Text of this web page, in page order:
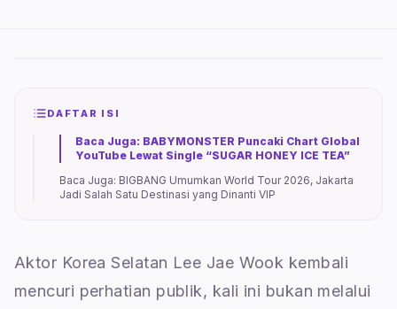
DAFTAR ISI
Baca Juga: BABYMONSTER Puncaki Chart Global
YouTube Lewat Single “SUGAR HONEY ICE TEA”
Baca Juga: BIGBANG Umumkan World Tour 2026, Jakarta
Jadi Salah Satu Destinasi yang Dinanti VIP
Aktor Korea Selatan Lee Jae Wook kembali
mencuri perhatian publik, kali ini bukan melalui